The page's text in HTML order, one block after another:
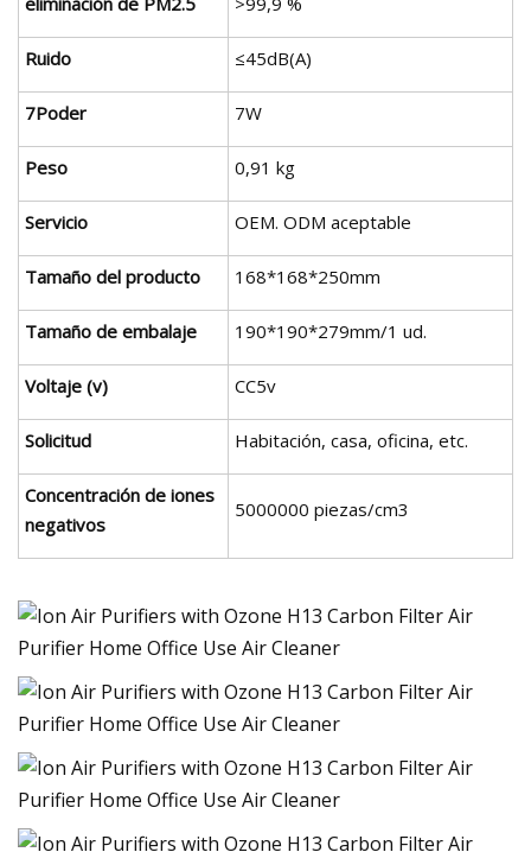
Ruido ≤45dB(A)
7Poder 7W
Peso 0,91 kg
Servicio OEM. ODM aceptable
Tamaño del producto 168*168*250mm
Tamaño de embalaje 190*190*279mm/1 ud.
Voltaje (v) CC5v
Solicitud Habitación, casa, oficina, etc.
Concentración de iones
negativos
5000000 piezas/cm3